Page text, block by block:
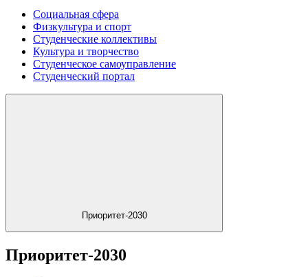
Социальная сфера
Физкультура и спорт
Студенческие коллективы
Культура и творчество
Студенческое самоуправление
Студенческий портал
Приоритет-2030
Приоритет-2030